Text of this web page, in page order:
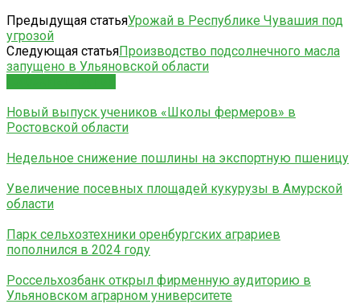
Предыдущая статьяУрожай в Республике Чувашия под
угрозой
Следующая статьяПроизводство подсолнечного масла
запущено в Ульяновской области
Новый выпуск учеников «Школы фермеров» в
Ростовской области
Недельное снижение пошлины на экспортную пшеницу
Увеличение посевных площадей кукурузы в Амурской
области
Парк сельхозтехники оренбургских аграриев
пополнился в 2024 году
Россельхозбанк открыл фирменную аудиторию в
Ульяновском аграрном университете